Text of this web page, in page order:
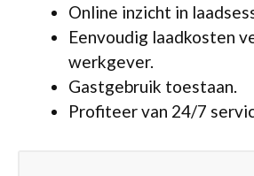
Online inzicht in
Eenvoudig laadkosten
werkgever.
Gastgebruik toestaan.
Profiteer van 24/7